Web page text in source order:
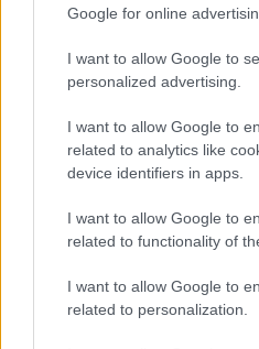
Google for online
I want to allow Google to
personalized advertising.
I want to allow Google to
related to analytics like
device identifiers in apps.
I want to allow Google to
related to functionality of
I want to allow Google to
related to personalization.
Ünnepi
Benettontól
The Strange•2016. december 02.
A Benetton fehérnemű
karácsonyi szezonra bájos
kényelmesnek tűnő pamut
hanglatú katalógusfotók!